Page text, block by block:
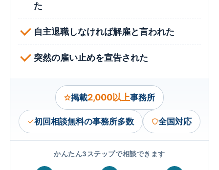
た
自主退職しなければ解雇と言われた
突然の雇い止めを宣告された
掲載2,000以上事務所
初回相談無料の事務所多数 全国対応
かんたん3ステップで相談できます